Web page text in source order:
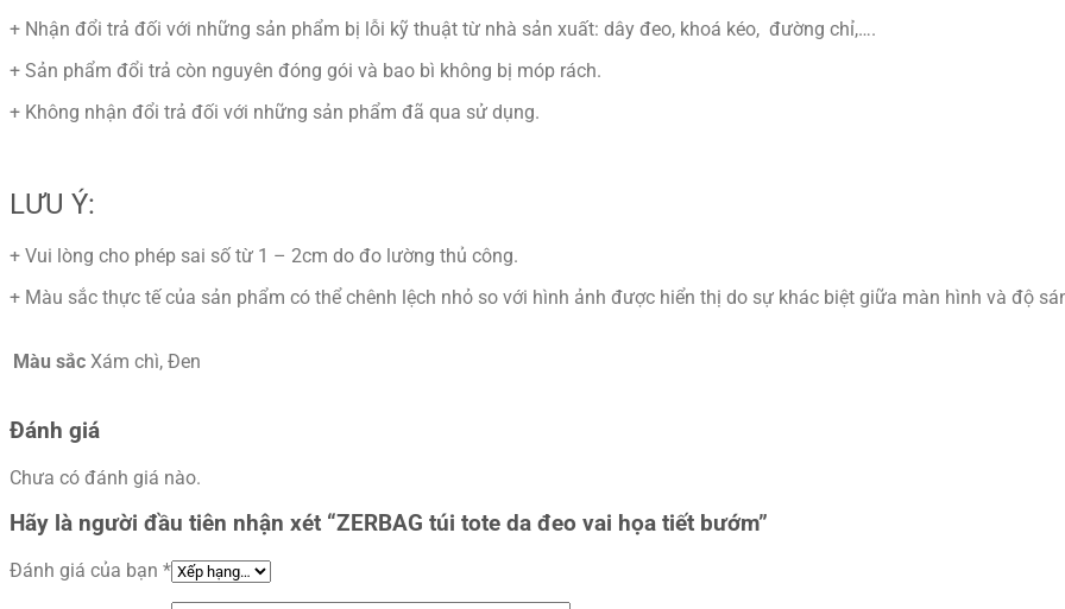
+ Nhận đổi trả đối với những sản phẩm bị lỗi kỹ thuật từ nhà sản xuất: dây đeo, khoá kéo, đường chỉ,….
+ Sản phẩm đổi trả còn nguyên đóng gói và bao bì không bị móp rách.
+ Không nhận đổi trả đối với những sản phẩm đã qua sử dụng.
LƯU Ý:
+ Vui lòng cho phép sai số từ 1 – 2cm do đo lường thủ công.
+ Màu sắc thực tế của sản phẩm có thể chênh lệch nhỏ so với hình ảnh được hiển thị do sự khác biệt giữa màn hình và độ
Màu sắc Xám chì, Đen
Đánh giá
Chưa có đánh giá nào.
Hãy là người đầu tiên nhận xét “ZERBAG túi tote da đeo vai họa tiết bướm”
Đánh giá của bạn *